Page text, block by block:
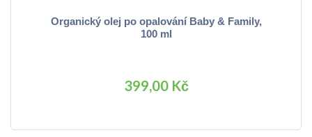
Organický olej po opalování Baby & Family,
100 ml
399,00 Kč